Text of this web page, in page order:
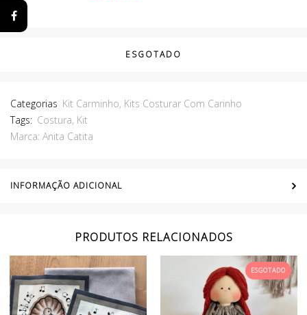
ESGOTADO
Categorias Kit Carminho, Kits Costurar Com Carinho
Tags: Costura, Kit
Marca: Anita Catita
INFORMAÇÃO ADICIONAL
PRODUTOS RELACIONADOS
ESGOTADO